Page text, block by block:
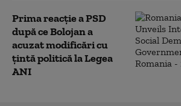
Prima reacție a PSD
după ce Bolojan a
acuzat modificări cu
țintă politică la Legea
ANI